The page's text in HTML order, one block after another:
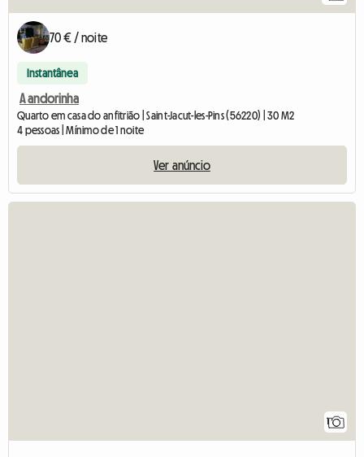
70 € / noite
Instantânea
A andorinha
Quarto em casa do anfitrião | Saint-Jacut-les-Pins (56220) | 30 M2
4 pessoas | Mínimo de 1 noite
Ver anúncio
1